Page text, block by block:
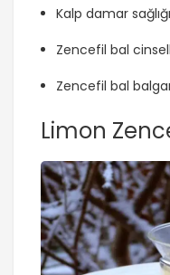
Kalp damar
Zencefil bal
Zencefil bal
Limon